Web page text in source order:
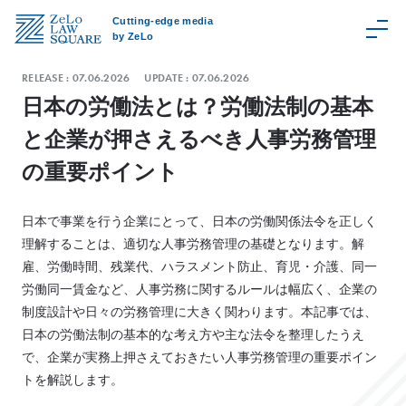
Cutting-edge media
by ZeLo
C
a
e
g
o
r
y
Z
e
RELEASE : 07.06.2026 UPDATE : 07.06.2026
日本の労働法とは？労働法制の基本
と企業が押さえるべき人事労務管理
の重要ポイント
日本で事業を行う企業にとって、日本の労働関係法令を正しく
理解することは、適切な人事労務管理の基礎となります。解
雇、労働時間、残業代、ハラスメント防止、育児・介護、同一
労働同一賃金など、人事労務に関するルールは幅広く、企業の
制度設計や日々の労務管理に大きく関わります。本記事では、
日本の労働法制の基本的な考え方や主な法令を整理したうえ
で、企業が実務上押さえておきたい人事労務管理の重要ポイン
トを解説します。